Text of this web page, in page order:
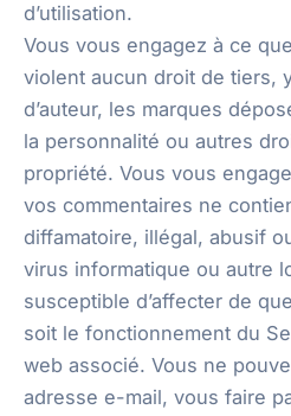
d’utilisation.
Vous vous engagez à ce
violent aucun droit de tiers,
d’auteur, les marques
la personnalité ou autres
propriété. Vous vous
vos commentaires ne
diffamatoire, illégal, abusif
virus informatique ou autre
susceptible d’affecter de
soit le fonctionnement du
web associé. Vous ne
adresse e-mail, vous faire